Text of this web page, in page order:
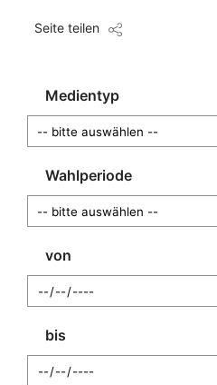
Seite teilen
Medientyp
Wahlperiode
von
bis